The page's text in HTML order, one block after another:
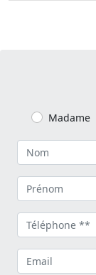
Madame